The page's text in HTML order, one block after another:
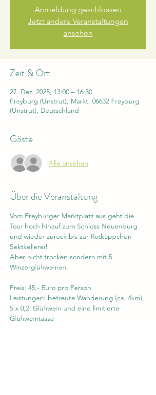
Anmeldung geschlossen
Jetzt andere Veranstaltungen
ansehen
Zeit & Ort
27. Dez. 2025, 13:00 – 16:30
Freyburg (Unstrut), Markt, 06632 Freyburg
(Unstrut), Deutschland
Gäste
Alle ansehen
Über die Veranstaltung
Vom Freyburger Marktplatz aus geht die
Tour hoch hinauf zum Schloss Neuenburg
und wieder zurück bis zur Rotkäppchen-
Sektkellerei!
Aber nicht trocken sondern mit 5
Winzerglühweinen.
Preis: 45,- Euro pro Person
Leistungen: betreute Wanderung (ca. 4km),
5 x 0,2l Glühwein und eine limitierte
Glühweintasse